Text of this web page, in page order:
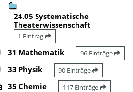
24.05 Systematische
Theaterwissenschaft
1 Eintrag
31 Mathematik 96 Einträge
33 Physik 90 Einträge
35 Chemie 117 Einträge